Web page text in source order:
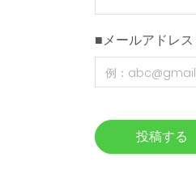
■メールアドレス
投稿する